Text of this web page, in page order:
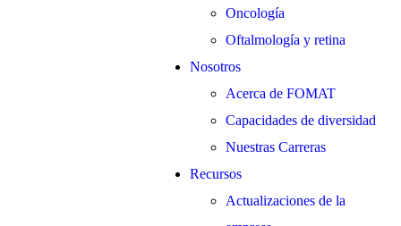
Oncología
Oftalmología y retina
Nosotros
Acerca de FOMAT
Capacidades de diversidad
Nuestras Carreras
Recursos
Actualizaciones de la